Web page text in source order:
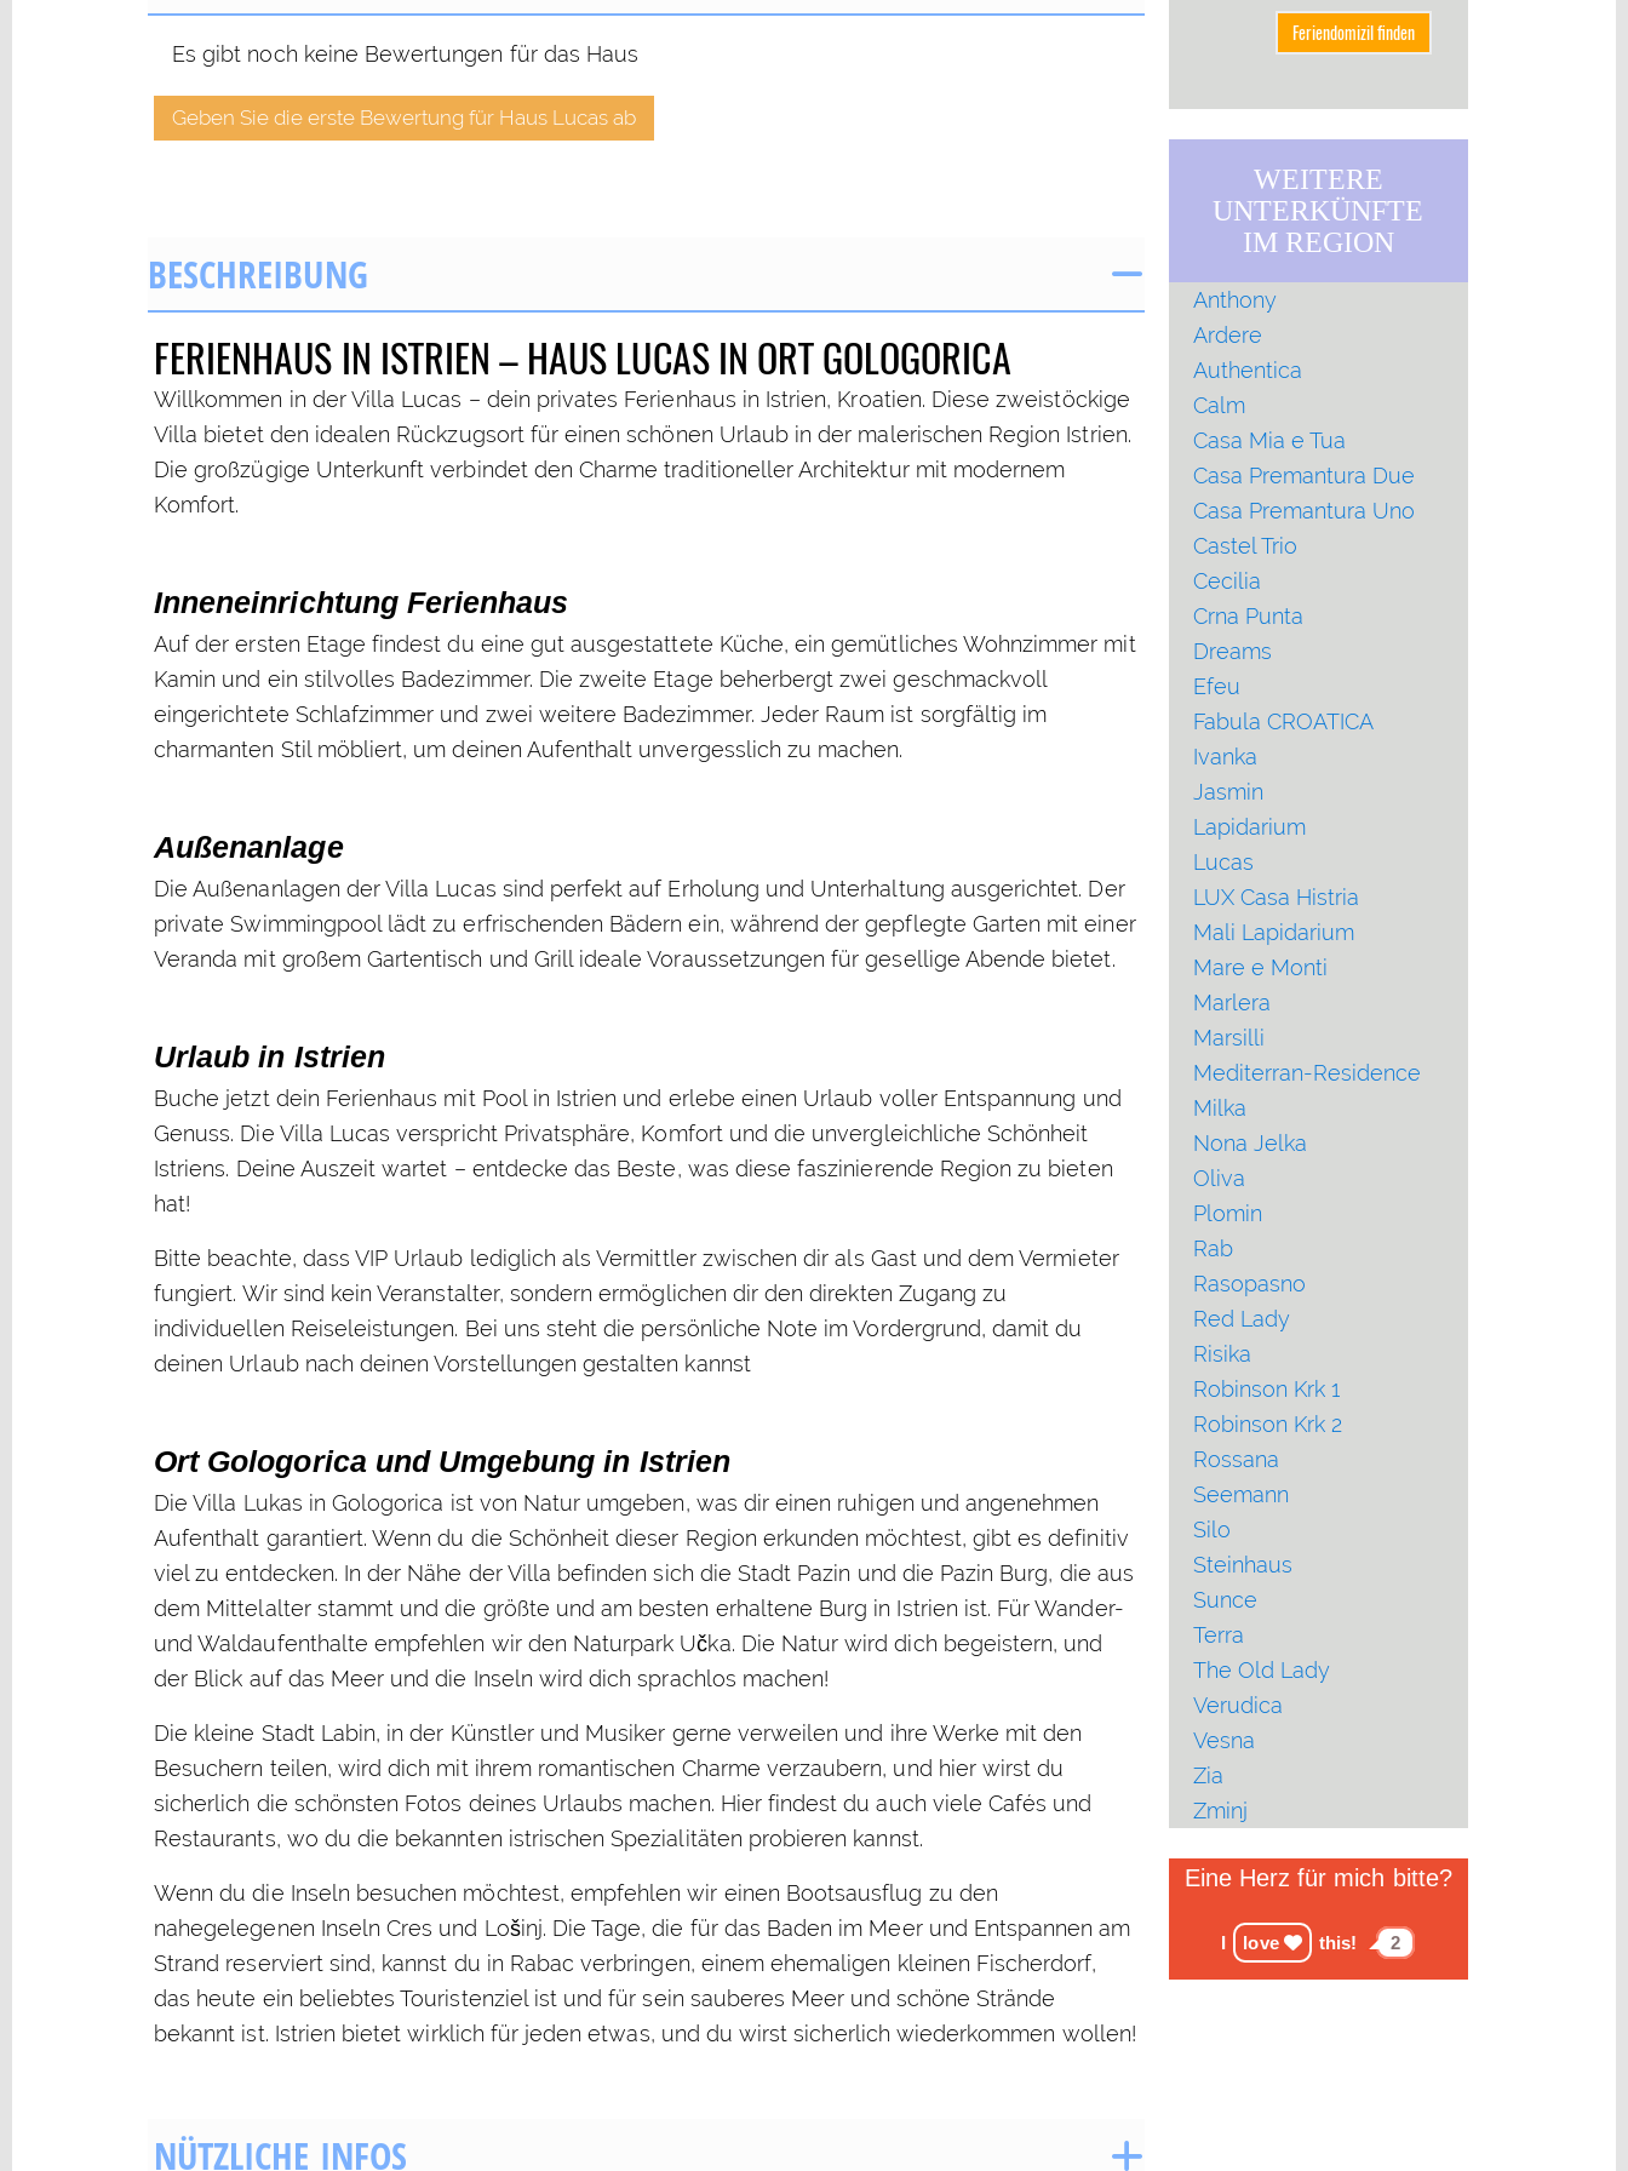
Es gibt noch keine Bewertungen für das Haus
Geben Sie die erste Bewertung für Haus Lucas ab
BESCHREIBUNG
FERIENHAUS IN ISTRIEN – HAUS LUCAS IN ORT GOLOGORICA
Willkommen in der Villa Lucas – dein privates Ferienhaus in Istrien, Kroatien. Diese zweistöckige
Villa bietet den idealen Rückzugsort für einen schönen Urlaub in der malerischen Region Istrien.
Die großzügige Unterkunft verbindet den Charme traditioneller Architektur mit modernem
Komfort.
Inneneinrichtung Ferienhaus
Auf der ersten Etage findest du eine gut ausgestattete Küche, ein gemütliches Wohnzimmer mit
Kamin und ein stilvolles Badezimmer. Die zweite Etage beherbergt zwei geschmackvoll
eingerichtete Schlafzimmer und zwei weitere Badezimmer. Jeder Raum ist sorgfältig im
charmanten Stil möbliert, um deinen Aufenthalt unvergesslich zu machen.
Außenanlage
Die Außenanlagen der Villa Lucas sind perfekt auf Erholung und Unterhaltung ausgerichtet. Der
private Swimmingpool lädt zu erfrischenden Bädern ein, während der gepflegte Garten mit einer
Veranda mit großem Gartentisch und Grill ideale Voraussetzungen für gesellige Abende bietet.
Urlaub in Istrien
Buche jetzt dein Ferienhaus mit Pool in Istrien und erlebe einen Urlaub voller Entspannung und
Genuss. Die Villa Lucas verspricht Privatsphäre, Komfort und die unvergleichliche Schönheit
Istriens. Deine Auszeit wartet – entdecke das Beste, was diese faszinierende Region zu bieten
hat!
Bitte beachte, dass VIP Urlaub lediglich als Vermittler zwischen dir als Gast und dem Vermieter
fungiert. Wir sind kein Veranstalter, sondern ermöglichen dir den direkten Zugang zu
individuellen Reiseleistungen. Bei uns steht die persönliche Note im Vordergrund, damit du
deinen Urlaub nach deinen Vorstellungen gestalten kannst
Ort Gologorica und Umgebung in Istrien
Die Villa Lukas in Gologorica ist von Natur umgeben, was dir einen ruhigen und angenehmen
Aufenthalt garantiert. Wenn du die Schönheit dieser Region erkunden möchtest, gibt es definitiv
viel zu entdecken. In der Nähe der Villa befinden sich die Stadt Pazin und die Pazin Burg, die aus
dem Mittelalter stammt und die größte und am besten erhaltene Burg in Istrien ist. Für Wander-
und Waldaufenthalte empfehlen wir den Naturpark Učka. Die Natur wird dich begeistern, und
der Blick auf das Meer und die Inseln wird dich sprachlos machen!
Die kleine Stadt Labin, in der Künstler und Musiker gerne verweilen und ihre Werke mit den
Besuchern teilen, wird dich mit ihrem romantischen Charme verzaubern, und hier wirst du
sicherlich die schönsten Fotos deines Urlaubs machen. Hier findest du auch viele Cafés und
Restaurants, wo du die bekannten istrischen Spezialitäten probieren kannst.
Wenn du die Inseln besuchen möchtest, empfehlen wir einen Bootsausflug zu den
nahegelegenen Inseln Cres und Lošinj. Die Tage, die für das Baden im Meer und Entspannen am
Strand reserviert sind, kannst du in Rabac verbringen, einem ehemaligen kleinen Fischerdorf,
das heute ein beliebtes Touristenziel ist und für sein sauberes Meer und schöne Strände
bekannt ist. Istrien bietet wirklich für jeden etwas, und du wirst sicherlich wiederkommen wollen!
NÜTZLICHE INFOS
WEITERE
UNTERKÜNFTE
IM REGION
Anthony
Ardere
Authentica
Calm
Casa Mia e Tua
Casa Premantura Due
Casa Premantura Uno
Castel Trio
Cecilia
Crna Punta
Dreams
Efeu
Fabula CROATICA
Ivanka
Jasmin
Lapidarium
Lucas
LUX Casa Histria
Mali Lapidarium
Mare e Monti
Marlera
Marsilli
Mediterran-Residence
Milka
Nona Jelka
Oliva
Plomin
Rab
Rasopasno
Red Lady
Risika
Robinson Krk 1
Robinson Krk 2
Rossana
Seemann
Silo
Steinhaus
Sunce
Terra
The Old Lady
Verudica
Vesna
Zia
Zminj
Eine Herz für mich bitte?
I love this! 2